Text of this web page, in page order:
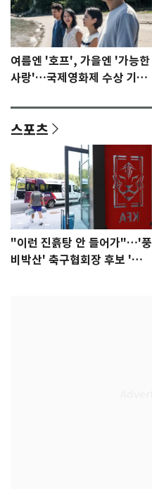
여름엔 '호프', 가을엔 '가능한
사랑'…국제영화제 수상 기대
스포츠
"이런 진흙탕 안 들어가"…'풍
비박산' 축구협회장 후보 '실